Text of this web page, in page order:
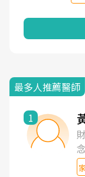
最多人推薦醫師
1